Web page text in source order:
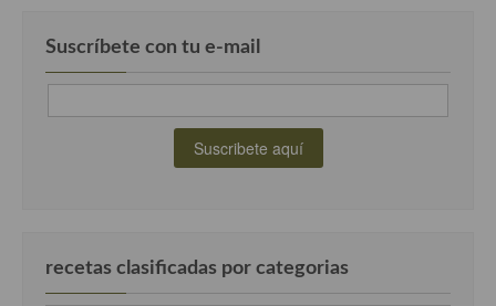
Postres con frutas
Recetas maridadas con los mejores AOVES
Suscríbete con tu e-mail
recetas clasificadas por categorias